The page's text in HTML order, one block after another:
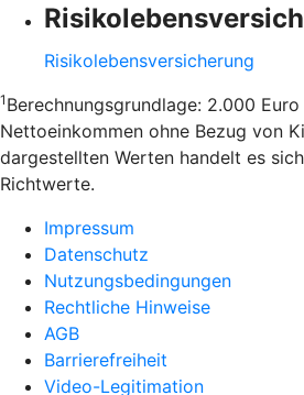
Risikolebensversicherung
1 Berechnungsgrundlage: 2.000
Nettoeinkommen ohne Bezug von
dargestellten Werten handelt es
Richtwerte.
Impressum
Datenschutz
Nutzungsbedingungen
Rechtliche Hinweise
AGB
Barrierefreiheit
Video-Legitimation